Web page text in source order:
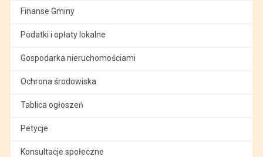
Finanse Gminy
Podatki i opłaty lokalne
Gospodarka nieruchomościami
Ochrona środowiska
Tablica ogłoszeń
Petycje
Konsultacje społeczne